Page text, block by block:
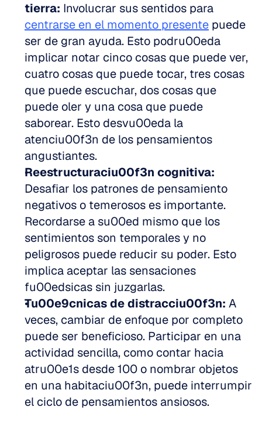
tierra:
centrarse en el momento presente puede
ser de gran ayuda. Esto podru00eda
implicar notar cinco cosas que puede ver,
cuatro cosas que puede tocar, tres cosas
que puede escuchar, dos cosas que
puede oler y una cosa que puede
saborear. Esto desvu00eda la
atenciu00f3n de los pensamientos
angustiantes.
Reestructuraciu00f3n cognitiva:
Desafiar los patrones de pensamiento
negativos o temerosos es importante.
Recordarse a su00ed mismo que los
sentimientos son temporales y no
peligrosos puede reducir su poder. Esto
implica aceptar las sensaciones
fu00edsicas sin juzgarlas.
Tu00e9cnicas de distracciu00f3n: A
veces, cambiar de enfoque por completo
puede ser beneficioso. Participar en una
actividad sencilla, como contar hacia
atru00e1s desde 100 o nombrar objetos
en una habitaciu00f3n, puede interrumpir
el ciclo de pensamientos ansiosos.